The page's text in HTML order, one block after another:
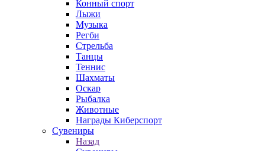
Конный спорт
Лыжи
Музыка
Регби
Стрельба
Танцы
Теннис
Шахматы
Оскар
Рыбалка
Животные
Награды Киберспорт
Сувениры
Назад